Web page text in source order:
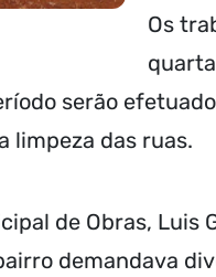
Os
serão
limpeza das ruas.
de Obras, Luis
demandava